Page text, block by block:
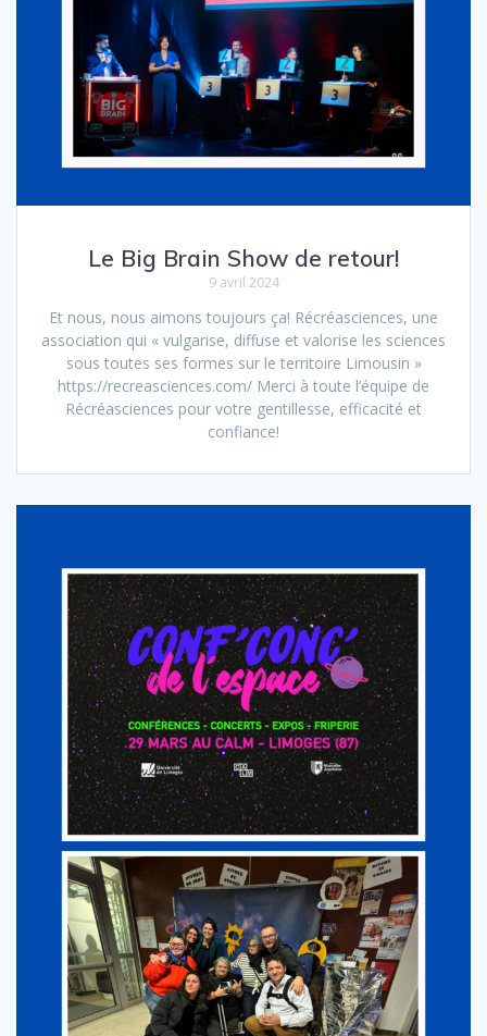
Le Big Brain Show de retour!
9 avril 2024
Et nous, nous aimons toujours ça! Récréasciences, une
association qui « vulgarise, diffuse et valorise les sciences
sous toutes ses formes sur le territoire Limousin »
https://recreasciences.com/ Merci à toute l’équipe de
Récréasciences pour votre gentillesse, efficacité et
confiance!